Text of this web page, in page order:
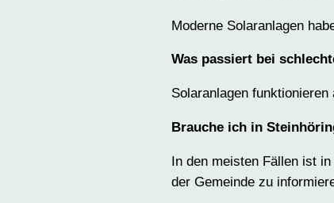
Moderne Solaranlagen
Was passiert bei
Solaranlagen
Brauche ich in
In den meisten Fällen ist
der Gemeinde zu